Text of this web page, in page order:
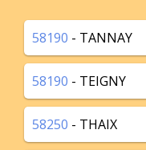
58190 - TANNAY
58190 - TEIGNY
58250 - THAIX